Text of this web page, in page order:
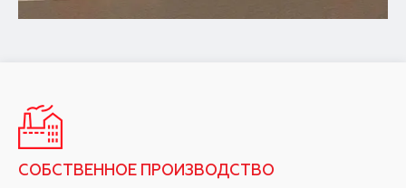
СОБСТВЕННОЕ ПРОИЗВОДСТВО